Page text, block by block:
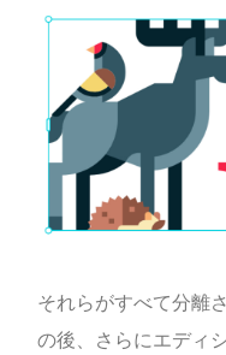
それらがすべて分離
の後、さらにエディ